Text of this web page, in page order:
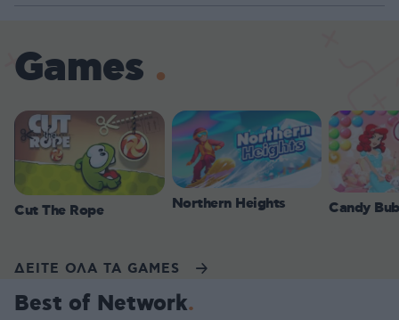
Games
Cut The Rope Northern Heights Candy
ΔΕΙΤΕ ΟΛΑ ΤΑ GAMES
Best of Network